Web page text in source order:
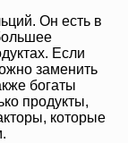
Он есть в
Если
заменить
богаты
продукты,
которые